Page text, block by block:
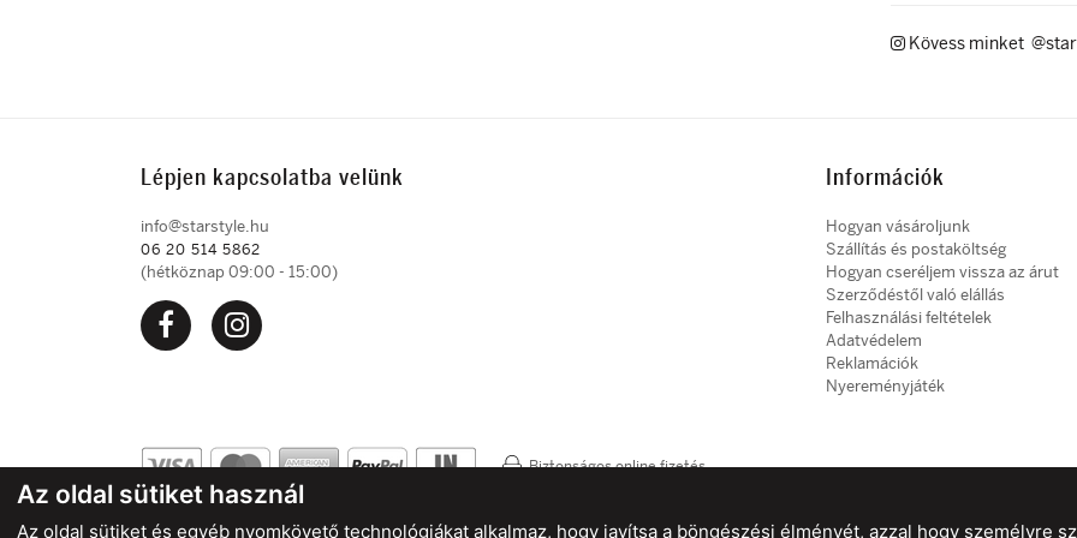
Az oldal sütiket használ
Az oldal sütiket és egyéb nyomkövető technológiákat alkalmaz, hogy javítsa a böngészési élményét, azzal hogy személyre
Kövess minket
Lépjen kapcsolatba velünk
info@starstyle.hu
06 20 514 5862
(hétköznap 09:00 - 15:00)
Információk
Hogyan vásároljunk
Szállítás és postaköltség
Hogyan cseréljem vissza az árut
Szerződéstől való elállás
Felhasználási feltételek
Adatvédelem
Reklamációk
Nyereményjáték
Biztonságos online fizetés